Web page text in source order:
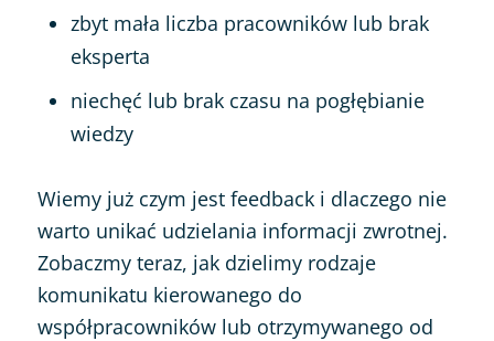
zbyt mała liczba pracowników lub brak
eksperta
niechęć lub brak czasu na pogłębianie
wiedzy
Wiemy już czym jest feedback i dlaczego nie
warto unikać udzielania informacji zwrotnej.
Zobaczmy teraz, jak dzielimy rodzaje
komunikatu kierowanego do
współpracowników lub otrzymywanego od